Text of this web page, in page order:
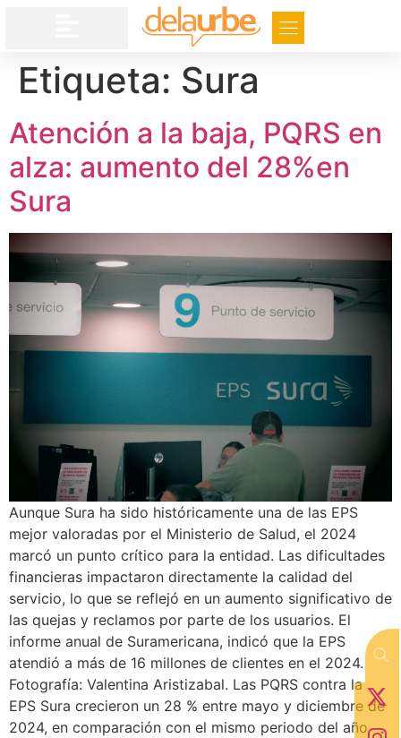
Etiqueta: Sura
Atención a la baja, PQRS en
alza: aumento del 28%en
Sura
Aunque Sura ha sido históricamente una de las EPS
mejor valoradas por el Ministerio de Salud, el 2024
marcó un punto crítico para la entidad. Las dificultades
financieras impactaron directamente la calidad del
servicio, lo que se reflejó en un aumento significativo de
las quejas y reclamos por parte de los usuarios. El
informe anual de Suramericana, indicó que la EPS
atendió a más de 16 millones de clientes en el 2024.
Fotografía: Valentina Aristizabal. Las PQRS contra la
EPS Sura crecieron un 28 % entre mayo y diciembre de
2024, en comparación con el mismo periodo del año